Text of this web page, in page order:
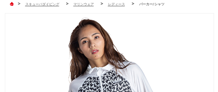
> スキューバダイビング > マリンウェア > レディース > パーカー/シャツ